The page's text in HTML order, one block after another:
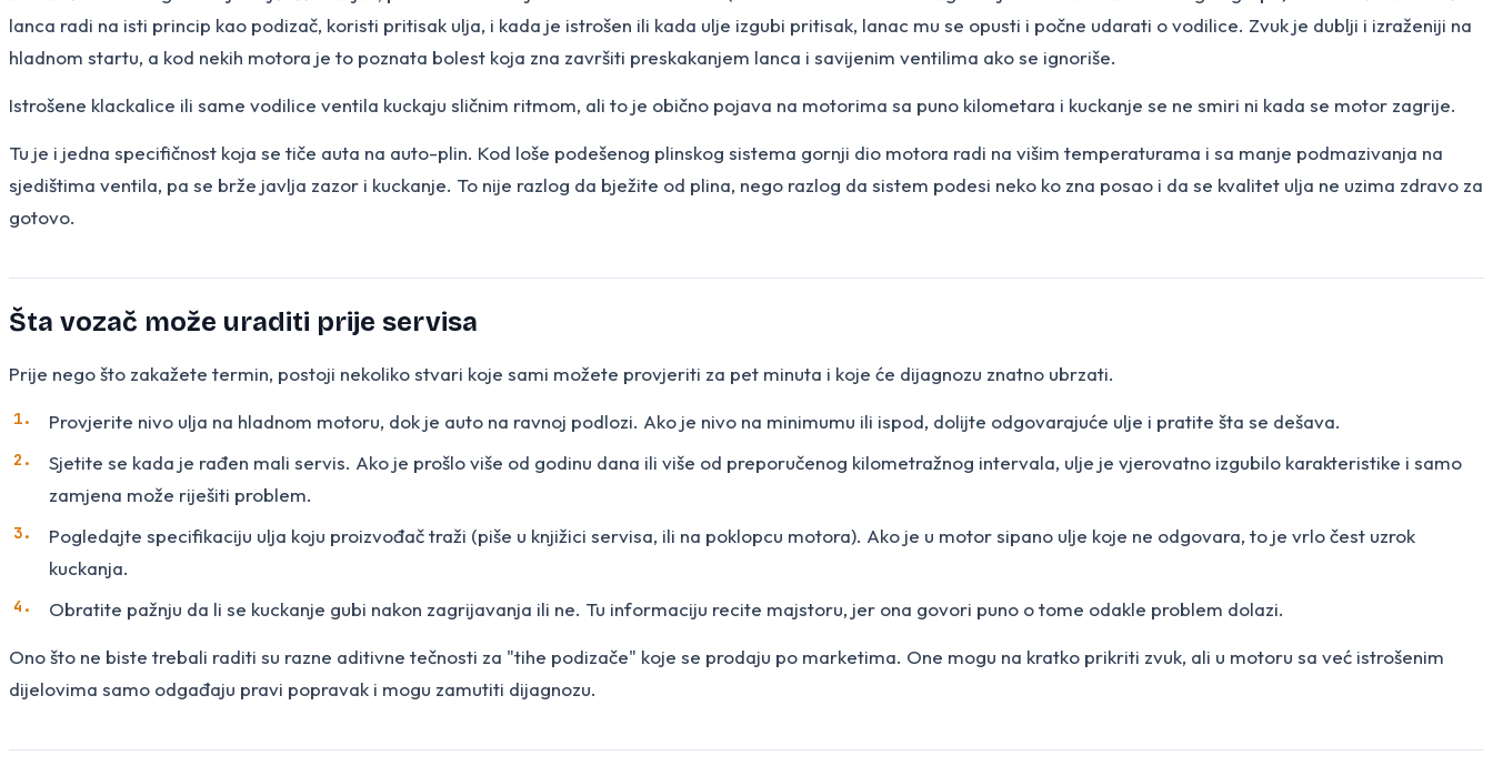
lanca radi na isti princip kao podizač, koristi pritisak ulja, i kada je istrošen ili kada ulje izgubi pritisak, lanac mu se opusti i počne udarati o vodilice. Zvuk je dublji i izraženiji na
hladnom startu, a kod nekih motora je to poznata bolest koja zna završiti preskakanjem lanca i savijenim ventilima ako se ignoriše.
Istrošene klackalice ili same vodilice ventila kuckaju sličnim ritmom, ali to je obično pojava na motorima sa puno kilometara i kuckanje se ne smiri ni kada se motor zagrije.
Tu je i jedna specifičnost koja se tiče auta na auto-plin. Kod loše podešenog plinskog sistema gornji dio motora radi na višim temperaturama i sa manje podmazivanja na
sjedištima ventila, pa se brže javlja zazor i kuckanje. To nije razlog da bježite od plina, nego razlog da sistem podesi neko ko zna posao i da se kvalitet ulja ne uzima zdravo za
gotovo.
Šta vozač može uraditi prije servisa
Prije nego što zakažete termin, postoji nekoliko stvari koje sami možete provjeriti za pet minuta i koje će dijagnozu znatno ubrzati.
Provjerite nivo ulja na hladnom motoru, dok je auto na ravnoj podlozi. Ako je nivo na minimumu ili ispod, dolijte odgovarajuće ulje i pratite šta se dešava.
Sjetite se kada je rađen mali servis. Ako je prošlo više od godinu dana ili više od preporučenog kilometražnog intervala, ulje je vjerovatno izgubilo karakteristike i samo
zamjena može riješiti problem.
Pogledajte specifikaciju ulja koju proizvođač traži (piše u knjižici servisa, ili na poklopcu motora). Ako je u motor sipano ulje koje ne odgovara, to je vrlo čest uzrok
kuckanja.
Obratite pažnju da li se kuckanje gubi nakon zagrijavanja ili ne. Tu informaciju recite majstoru, jer ona govori puno o tome odakle problem dolazi.
Ono što ne biste trebali raditi su razne aditivne tečnosti za "tihe podizače" koje se prodaju po marketima. One mogu na kratko prikriti zvuk, ali u motoru sa već istrošenim
dijelovima samo odgađaju pravi popravak i mogu zamutiti dijagnozu.